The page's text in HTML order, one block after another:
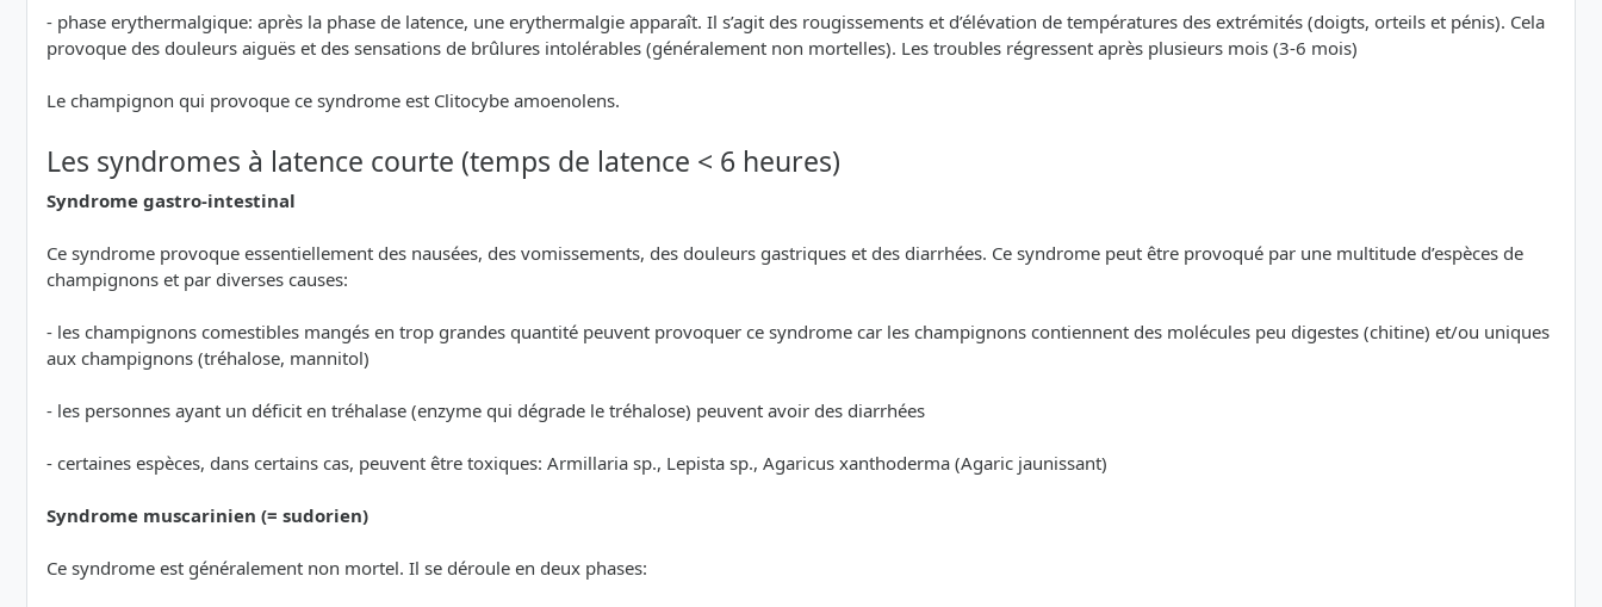
- phase erythermalgique: après la phase de latence, une erythermalgie apparaît. Il s’agit des rougissements et d’élévation de températures des extrémités (doigts, orteils et pénis). Cela
provoque des douleurs aiguës et des sensations de brûlures intolérables (généralement non mortelles). Les troubles régressent après plusieurs mois (3-6 mois)
Le champignon qui provoque ce syndrome est Clitocybe amoenolens.
Les syndromes à latence courte (temps de latence < 6 heures)
Syndrome gastro-intestinal
Ce syndrome provoque essentiellement des nausées, des vomissements, des douleurs gastriques et des diarrhées. Ce syndrome peut être provoqué par une multitude d’espèces de
champignons et par diverses causes:
- les champignons comestibles mangés en trop grandes quantité peuvent provoquer ce syndrome car les champignons contiennent des molécules peu digestes (chitine) et/ou uniques
aux champignons (tréhalose, mannitol)
- les personnes ayant un déficit en tréhalase (enzyme qui dégrade le tréhalose) peuvent avoir des diarrhées
- certaines espèces, dans certains cas, peuvent être toxiques: Armillaria sp., Lepista sp., Agaricus xanthoderma (Agaric jaunissant)
Syndrome muscarinien (= sudorien)
Ce syndrome est généralement non mortel. Il se déroule en deux phases: